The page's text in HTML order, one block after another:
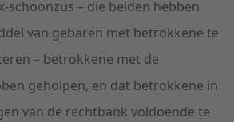
schoonzus – die beiden hebben
van gebaren met betrokkene te
– betrokkene met de
geholpen, en dat betrokkene in
van de rechtbank voldoende te